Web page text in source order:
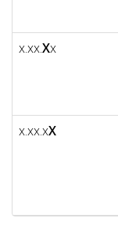
x.xx.Xx
x.xx.xX